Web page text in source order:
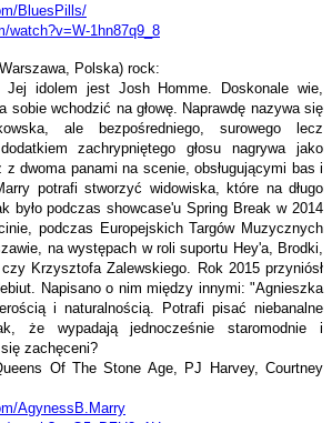
BluesPills/
watch?v=W-1hn87q9_8
Polska) rock:
Jej idolem jest Josh Homme. Doskonale wie,
sobie wchodzić na głowę. Naprawdę nazywa się
ale bezpośredniego, surowego lecz
zachrypniętego głosu nagrywa jako
dwoma panami na scenie, obsługującymi bas i
potrafi stworzyć widowiska, które na długo
było podczas showcase'u Spring Break w 2014
podczas Europejskich Targów Muzycznych
na występach w roli suportu Hey'a, Brodki,
Krzysztofa Zalewskiego. Rok 2015 przyniósł
Napisano o nim między innymi: "Agnieszka
i naturalnością. Potrafi pisać niebanalne
że wypadają jednocześnie staromodnie i
zachęceni?
Of The Stone Age, PJ Harvey, Courtney
AgynessB.Marry